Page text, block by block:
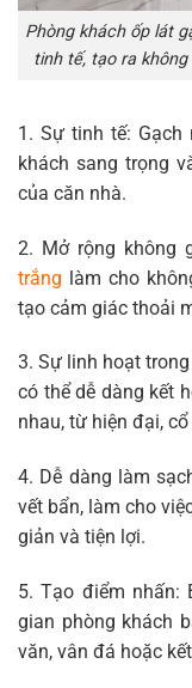
Phòng khách ốp lát
tinh tế, tạo ra
1. Sự tinh tế: Gạch
khách sang trọng
của căn nhà.
2. Mở rộng không
trắng làm cho
tạo cảm giác thoải
3. Sự linh hoạt
có thể dễ dàng kết
nhau, từ hiện đại,
4. Dễ dàng làm
vết bẩn, làm cho
giản và tiện lợi.
5. Tạo điểm nhấn:
gian phòng khách
văn, vân đá hoặc